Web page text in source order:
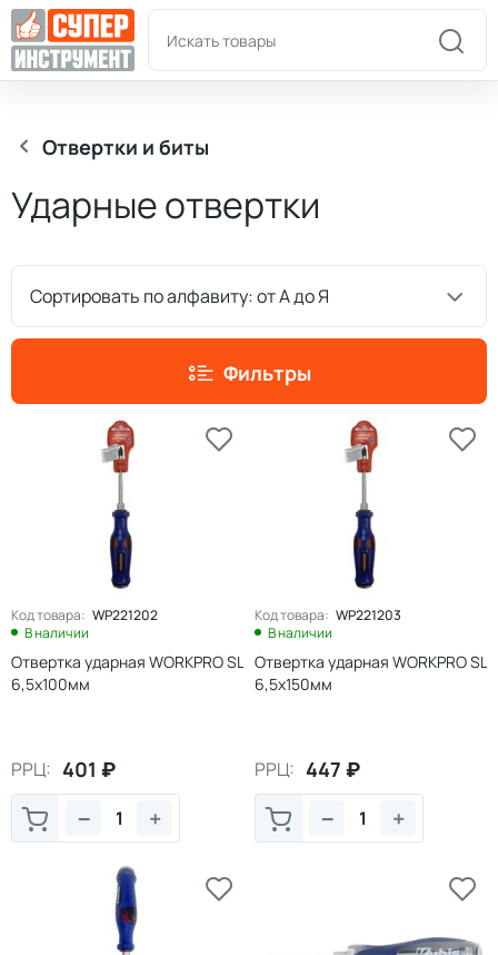
Пн-Пт: 9:00-18:00 +7(978)180-58-58
Отвертки и биты
Ударные отвертки
Сортировать по алфавиту: от А до Я
Фильтры
Код товара: WP221202
В наличии
Отвертка ударная WORKPRO SL
6,5х100мм
РРЦ: 401 ₽
+
−
Код товара: WP221203
В наличии
Отвертка ударная WORKPRO SL
6,5х150мм
РРЦ: 447 ₽
+
−